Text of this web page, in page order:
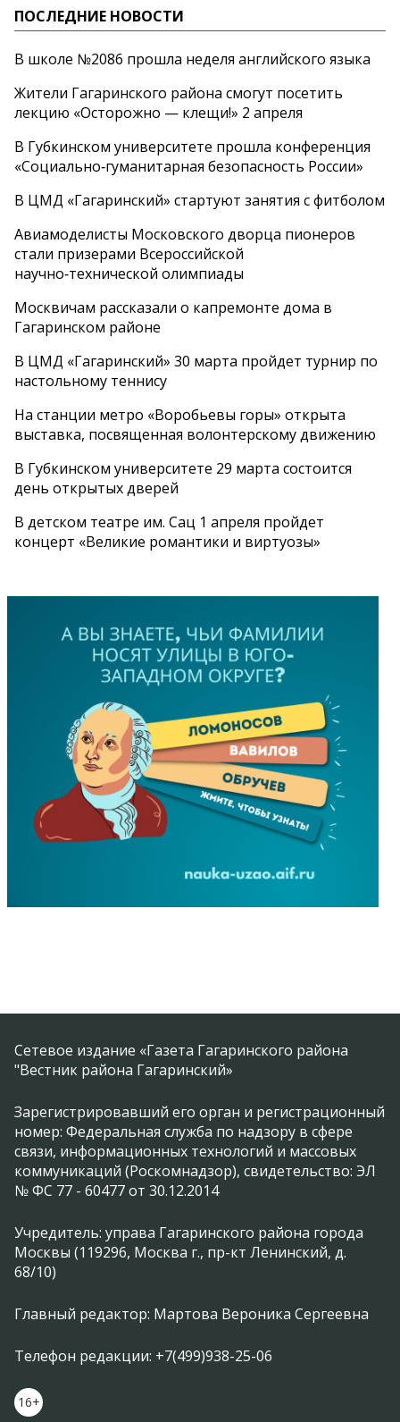
ПОСЛЕДНИЕ НОВОСТИ
В школе №2086 прошла неделя английского языка
Жители Гагаринского района смогут посетить
лекцию «Осторожно — клещи!» 2 апреля
В Губкинском университете прошла конференция
«Социально‑гуманитарная безопасность России»
В ЦМД «Гагаринский» стартуют занятия с фитболом
Авиамоделисты Московского дворца пионеров
стали призерами Всероссийской
научно‑технической олимпиады
Москвичам рассказали о капремонте дома в
Гагаринском районе
В ЦМД «Гагаринский» 30 марта пройдет турнир по
настольному теннису
На станции метро «Воробьевы горы» открыта
выставка, посвященная волонтерскому движению
В Губкинском университете 29 марта состоится
день открытых дверей
В детском театре им. Сац 1 апреля пройдет
концерт «Великие романтики и виртуозы»
Сетевое издание «Газета Гагаринского района
"Вестник района Гагаринский»
Зарегистрировавший его орган и регистрационный
номер: Федеральная служба по надзору в сфере
связи, информационных технологий и массовых
коммуникаций (Роскомнадзор), свидетельство: ЭЛ
№ ФС 77 - 60477 от 30.12.2014
Учредитель: управа Гагаринского района города
Москвы (119296, Москва г., пр-кт Ленинский, д.
68/10)
Главный редактор: Мартова Вероника Сергеевна
Телефон редакции: +7(499)938-25-06
16+